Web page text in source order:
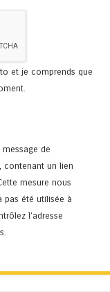
et je comprends que
de
contenant un lien
mesure nous
pas été utilisée à
l’adresse